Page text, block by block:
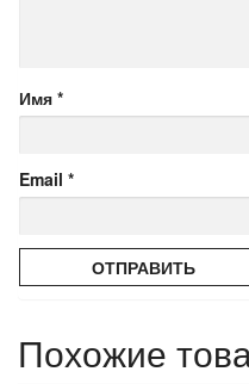
Имя *
Email *
Похожие